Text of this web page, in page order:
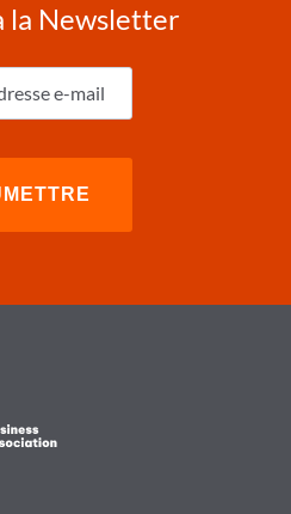
la Newsletter